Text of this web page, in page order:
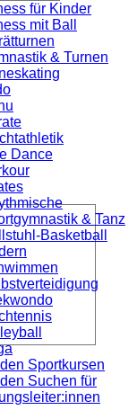
öffnen
für Kinder
mit Ball
& Turnen
Dance
& Tanz
Basketball
Sportkursen
Suchen für